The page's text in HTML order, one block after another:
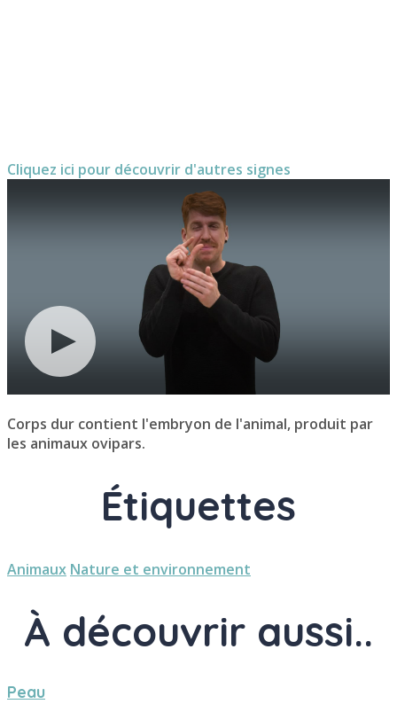
Cliquez ici pour découvrir d'autres signes
Corps dur contient l'embryon de l'animal, produit par
les animaux ovipars.
Étiquettes
Animaux Nature et environnement
À découvrir aussi..
Peau